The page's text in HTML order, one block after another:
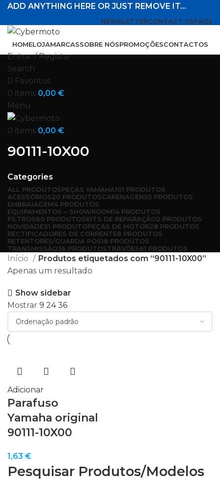
ADD ANYTHING HERE OR JUST REMOVE IT…
NEWSLETTERCONTACT USFAQS
HOMELOJAMARCASSOBRE NÓSPROMOÇÕESCONTACTOS
Entrar / Registar
Search
0 Favoritos
0 items 0,00 €
Menu
0 items 0,00 €
90111-10X00
Categories
ALL PRODUTOSPEÇAS YAMAHA101 PRODUTOS
ACESSÓRIOS20 PRODUTOSCARENAGENS5 PRODUTOS
EMBRAIAGEM4 PRODUTOS
EQUIPAMENTOS – SHOWROOM14 PRODUTOS
FILTROS60 PRODUTOSKITS DE REPARAÇÃO2 PRODUTOS
NOVIDADES1 PRODUTOPEÇAS DE MOTOR28 PRODUTOS
RECTIFICADORES DE CORRENTE8 PRODUTOS
RETENTORES/GUARDA PÓS18 PRODUTOS
TRANSMISSÃO36 PRODUTOSTRAVÕES61 PRODUTOS
Pesquisar Produtos/modelos
Início
Produtos etiquetados com “90111-10X00”
Apenas um resultado
Show sidebar
Mostrar 9 2436
Adicionar
Parafuso
Yamaha original
90111-10X00
1,63 €